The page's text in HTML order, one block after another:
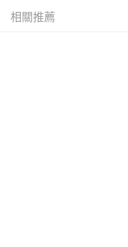
相關推薦